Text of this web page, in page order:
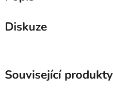
Diskuze
Související produkty